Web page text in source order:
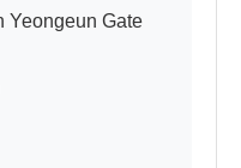
Yeongeun Gate